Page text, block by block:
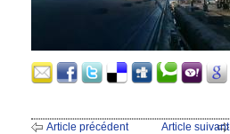
Article précédent Article suivant